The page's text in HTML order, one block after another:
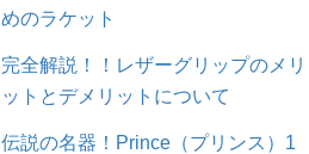
めのラケット
完全解説！！レザーグリップのメリ
ットとデメリットについて
伝説の名器！Prince（プリンス）1